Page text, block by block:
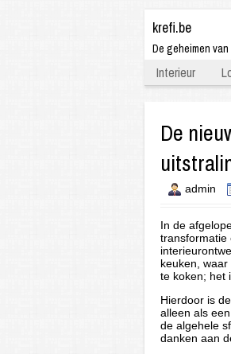
krefi.be
De geheimen
Interieur
De
admin
In de
transformatie
keuken,
te koken; het
Hierdoor is
alleen als
de algehele
danken aan